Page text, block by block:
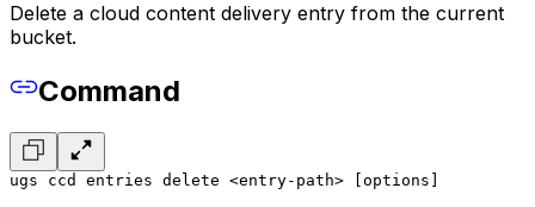
Delete a cloud content delivery entry from the current
bucket.
Command
ugs ccd entries delete <entry-path> [options]